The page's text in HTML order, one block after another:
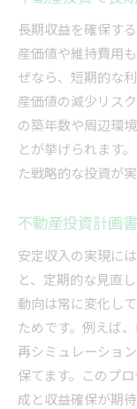
長期収益を確保す
産価値や維持費用
ぜなら、短期的な
産価値の減少リス
の築年数や周辺環
とが挙げられます
た戦略的な投資が実
不動産投資計画
安定収入の実現に
と、定期的な見直
動向は常に変化し
ためです。例えば
再シミュレーショ
保てます。このプ
成と収益確保が期待